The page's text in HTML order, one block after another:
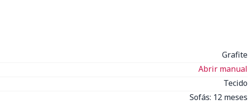
Grafite
Abrir manual
Tecido
Sofás: 12 meses